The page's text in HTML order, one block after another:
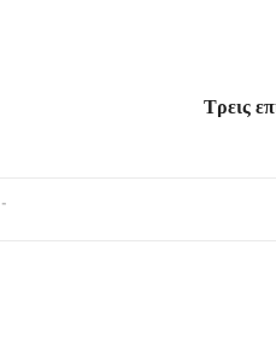
Τρεις
-